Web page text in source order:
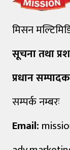
मिसन
सूचना तथा
प्रधान
सम्पर्क नम्बरः
Email: